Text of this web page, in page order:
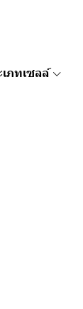
เภทเซลล์